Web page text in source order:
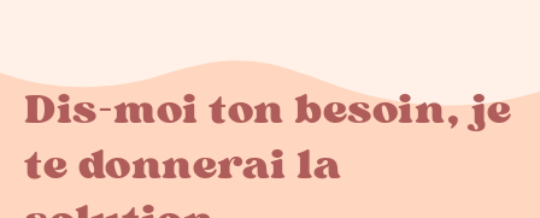
Dis-moi ton besoin, je
te donnerai la